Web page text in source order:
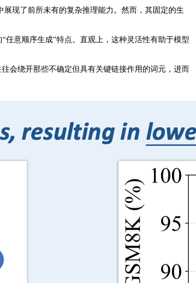
现了前所未有的复杂推理能力。然而，其固定的生
意顺序生成”特点。直观上，这种灵活性有助于模型
会绕开那些不确定但具有关键链接作用的词元，进而